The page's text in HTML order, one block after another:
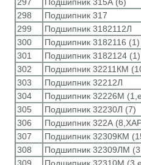
298
Подшипник 317
299
Подшипник 3182112Л
300
Подшипник 3182116 (1)
301
Подшипник 3182124 (1)
302
Подшипник 32211КМ
303
Подшипник 32212Л
304
Подшипник 32226М
305
Подшипник 32230Л (7)
306
Подшипник 322А
307
Подшипник 32309КМ
308
Подшипник 32309ЛМ